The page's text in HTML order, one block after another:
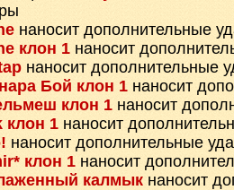
наносит дополнительные
клон 1 наносит
наносит дополнительные
Бой клон 1 наносит
клон 1 наносит
клон 1 наносит
наносит дополнительные
клон 1 наносит
калмык наносит